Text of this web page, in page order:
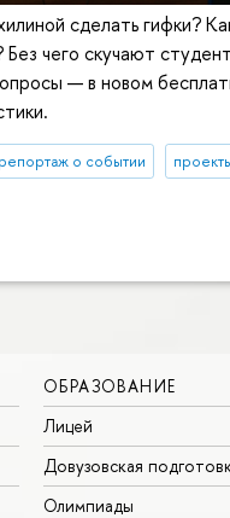
сделать гифки?
Без чего скучают
— в новом
репортаж о событии
ОБРАЗОВАНИЕ
Лицей
Довузовская
Олимпиады